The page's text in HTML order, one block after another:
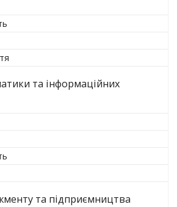
та інформаційних
та підприємництва